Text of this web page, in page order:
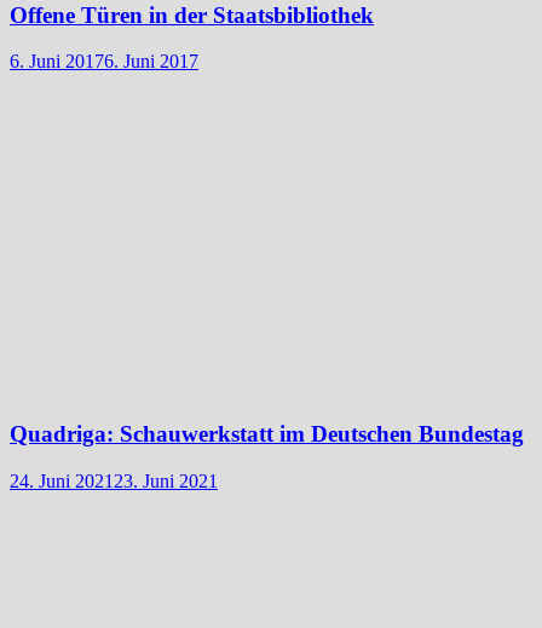
Offene Türen in der Staatsbibliothek
6. Juni 20176. Juni 2017
Quadriga: Schauwerkstatt im Deutschen Bundestag
24. Juni 2021 23. Juni 2021